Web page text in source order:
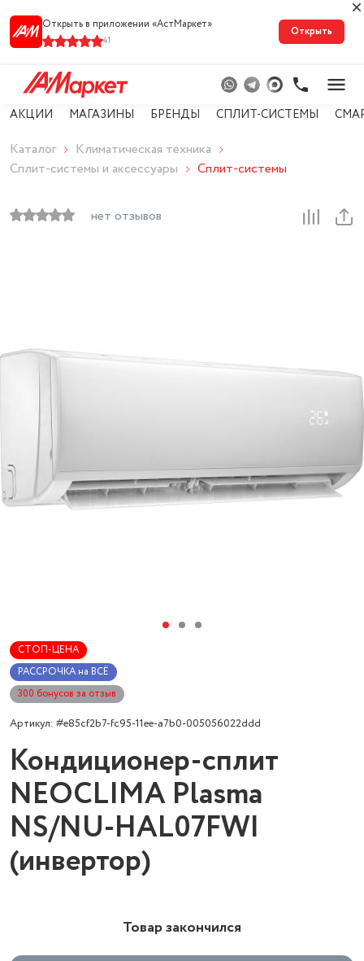
Открыть в приложении «АстМарке‪т‬»
41
Открыть
АКЦИИ МАГАЗИНЫ БРЕНДЫ СПЛИТ-СИСТЕМЫ
Каталог
Климатическая техника
Сплит-системы и аксессуары
Сплит-системы
нет отзывов
СТОП-ЦЕНА
РАССРОЧКА на ВСЁ
300 бонусов за отзыв
Артикул: #e85cf2b7-fc95-11ee-a7b0-005056022ddd
Кондиционер-сплит
NEOCLIMA Plasma
NS/NU-HAL07FWI
(инвертор)
Товар закончился